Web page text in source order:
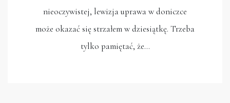
nieoczywistej, lewizja uprawa w doniczce
może okazać się strzałem w dziesiątkę. Trzeba
tylko pamiętać, że…